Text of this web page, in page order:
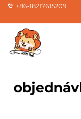
+86-18217615209